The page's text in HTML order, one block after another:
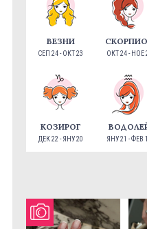
ВЕЗНИ
СЕП 24 - ОКТ 23 ОКТ 24 - НОЕ
КОЗИРОГ
ДЕК 22 - ЯНУ 20 ЯНУ 21 - ФЕВ